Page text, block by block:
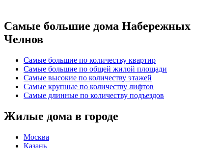
Самые большие дома Набережных
Челнов
Самые большие по количеству квартир
Самые большие по общей жилой площади
Самые высокие по количеству этажей
Самые крупные по количеству лифтов
Самые длинные по количеству подъездов
Жилые дома в городе
Москва
Казань